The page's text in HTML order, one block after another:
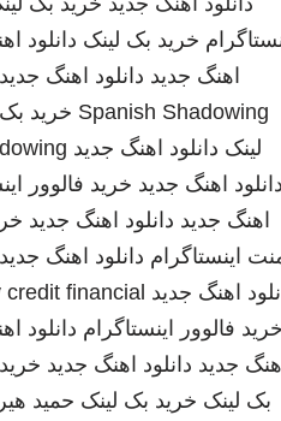
خرید بک لینک دانلود
اهنگ جدید دانلود اهنگ جدید
Spanish Shadowing خرید
لینک دانلود اهنگ جدید
دانلود اهنگ جدید خرید فالوور
اهنگ جدید دانلود اهنگ جدید
اینستاگرام دانلود اهنگ جدید
اهنگ جدید financial
خرید فالوور اینستاگرام دانلود
اهنگ جدید دانلود اهنگ جدید
بک لینک خرید بک لینک حمید